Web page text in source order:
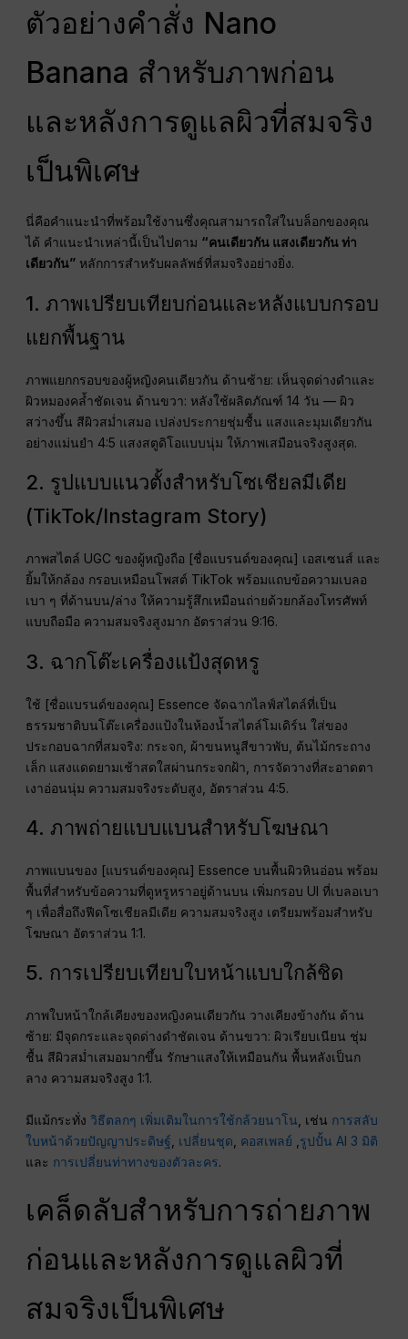
ตัวอย่างคำสั่ง Nano
Banana สำหรับภาพก่อน
และหลังการดูแลผิวที่สมจริง
เป็นพิเศษ
นี่คือคำแนะนำที่พร้อมใช้งานซึ่งคุณสามารถใส่ในบล็อกของคุณ
ได้ คำแนะนำเหล่านี้เป็นไปตาม “คนเดียวกัน แสงเดียวกัน ท่า
เดียวกัน” หลักการสำหรับผลลัพธ์ที่สมจริงอย่างยิ่ง.
1. ภาพเปรียบเทียบก่อนและหลังแบบกรอบ
แยกพื้นฐาน
ภาพแยกกรอบของผู้หญิงคนเดียวกัน ด้านซ้าย: เห็นจุดด่างดำและ
ผิวหมองคล้ำชัดเจน ด้านขวา: หลังใช้ผลิตภัณฑ์ 14 วัน — ผิว
สว่างขึ้น สีผิวสม่ำเสมอ เปล่งประกายชุ่มชื้น แสงและมุมเดียวกัน
อย่างแม่นยำ 4:5 แสงสตูดิโอแบบนุ่ม ให้ภาพเสมือนจริงสูงสุด.
2. รูปแบบแนวตั้งสำหรับโซเชียลมีเดีย
(TikTok/Instagram Story)
ภาพสไตล์ UGC ของผู้หญิงถือ [ชื่อแบรนด์ของคุณ] เอสเซนส์ และ
ยิ้มให้กล้อง กรอบเหมือนโพสต์ TikTok พร้อมแถบข้อความเบลอ
เบา ๆ ที่ด้านบน/ล่าง ให้ความรู้สึกเหมือนถ่ายด้วยกล้องโทรศัพท์
แบบถือมือ ความสมจริงสูงมาก อัตราส่วน 9:16.
3. ฉากโต๊ะเครื่องแป้งสุดหรู
ใช้ [ชื่อแบรนด์ของคุณ] Essence จัดฉากไลฟ์สไตล์ที่เป็น
ธรรมชาติบนโต๊ะเครื่องแป้งในห้องน้ำสไตล์โมเดิร์น ใส่ของ
ประกอบฉากที่สมจริง: กระจก, ผ้าขนหนูสีขาวพับ, ต้นไม้กระถาง
เล็ก แสงแดดยามเช้าสดใสผ่านกระจกฝ้า, การจัดวางที่สะอาดตา
เงาอ่อนนุ่ม ความสมจริงระดับสูง, อัตราส่วน 4:5.
4. ภาพถ่ายแบบแบนสำหรับโฆษณา
ภาพแบนของ [แบรนด์ของคุณ] Essence บนพื้นผิวหินอ่อน พร้อม
พื้นที่สำหรับข้อความที่ดูหรูหราอยู่ด้านบน เพิ่มกรอบ UI ที่เบลอเบา
ๆ เพื่อสื่อถึงฟีดโซเชียลมีเดีย ความสมจริงสูง เตรียมพร้อมสำหรับ
โฆษณา อัตราส่วน 1:1.
5. การเปรียบเทียบใบหน้าแบบใกล้ชิด
ภาพใบหน้าใกล้เคียงของหญิงคนเดียวกัน วางเคียงข้างกัน ด้าน
ซ้าย: มีจุดกระและจุดด่างดำชัดเจน ด้านขวา: ผิวเรียบเนียน ชุ่ม
ชื้น สีผิวสม่ำเสมอมากขึ้น รักษาแสงให้เหมือนกัน พื้นหลังเป็นก
ลาง ความสมจริงสูง 1:1.
มีแม้กระทั่ง วิธีตลกๆ เพิ่มเติมในการใช้กล้วยนาโน, เช่น การสลับ
ใบหน้าด้วยปัญญาประดิษฐ์, เปลี่ยนชุด, คอสเพลย์ ,รูปปั้น AI 3 มิติ
และ การเปลี่ยนท่าทางของตัวละคร.
เคล็ดลับสำหรับการถ่ายภาพ
ก่อนและหลังการดูแลผิวที่
สมจริงเป็นพิเศษ